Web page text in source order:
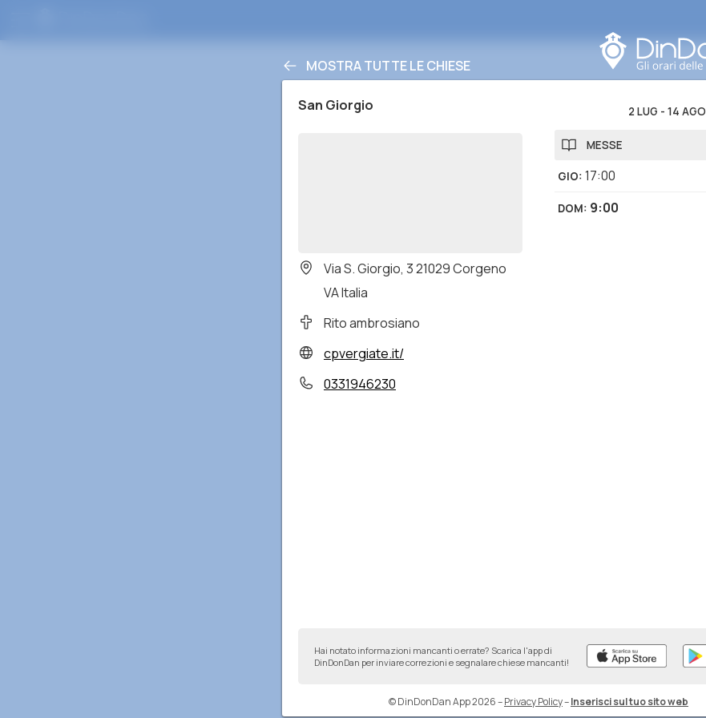
MOSTRA TUTTE LE CHIESE
San Giorgio
Via S. Giorgio, 3 21029 Corgeno
VA Italia
Rito ambrosiano
cpvergiate.it/
0331946230
2 LUG - 14 AGO
MESSE
GIO: 17:00
DOM: 9:00
Hai notato informazioni mancanti o errate? Scarica l'app di
DinDonDan per inviare correzioni e segnalare chiese mancanti!
© DinDonDan App 2026–Privacy Policy–Inserisci sul tuo sito web